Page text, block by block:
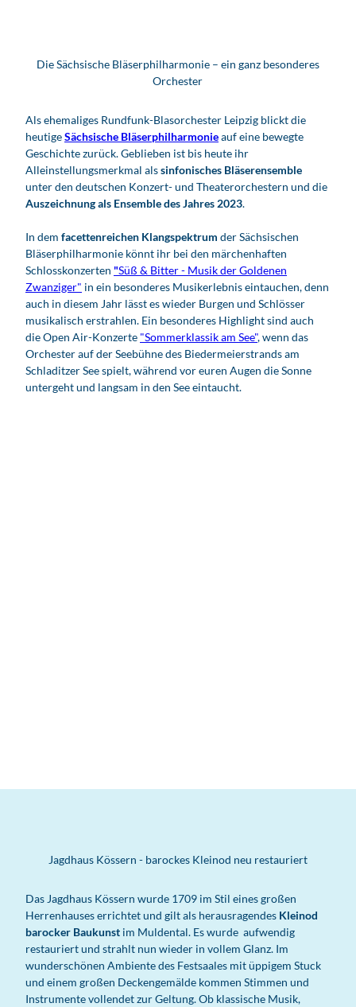
Die Sächsische Bläserphilharmonie – ein ganz besonderes
Orchester
Als ehemaliges Rundfunk-Blasorchester Leipzig blickt die
heutigeSächsische Bläserphilharmonieauf eine bewegte
Geschichte zurück. Geblieben ist bis heute ihr
Alleinstellungsmerkmal alssinfonisches Bläserensemble
unter den deutschen Konzert- und Theaterorchestern und die
Auszeichnung als Ensemble des Jahres 2023.
In dem facettenreichen Klangspektrum der Sächsischen
Bläserphilharmonie könnt ihr bei den märchenhaften
Schlosskonzerten "Süß & Bitter - Musik der Goldenen
Zwanziger" in ein besonderes Musikerlebnis eintauchen, denn
auch in diesem Jahr lässt es wieder Burgen und Schlösser
musikalisch erstrahlen. Ein besonderes Highlight sind auch
die Open Air-Konzerte "Sommerklassik am See", wenn das
Orchester auf der Seebühne des Biedermeierstrands am
Schladitzer See spielt, während vor euren Augen die Sonne
untergeht und langsam in den See eintaucht.
Jagdhaus Kössern - barockes Kleinod neu restauriert
Das Jagdhaus Kössern wurde 1709 im Stil eines großen
Herrenhauses errichtet und gilt als herausragendes Kleinod
barocker Baukunst im Muldental. Es wurde aufwendig
restauriert und strahlt nun wieder in vollem Glanz. Im
wunderschönen Ambiente des Festsaales mit üppigem Stuck
und einem großen Deckengemälde kommen Stimmen und
Instrumente vollendet zur Geltung. Ob klassische Musik,